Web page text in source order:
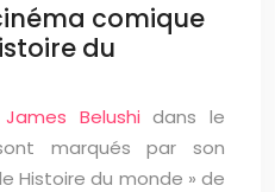
comique
du
James Belushi dans le
marqués par son
Histoire du monde » de